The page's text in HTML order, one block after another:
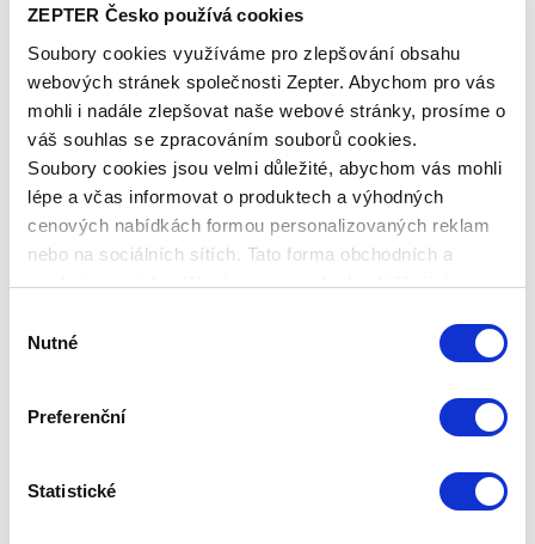
ZEPTER Česko používá cookies
Soubory cookies využíváme pro zlepšování obsahu
webových stránek společnosti Zepter. Abychom pro vás
mohli i nadále zlepšovat naše webové stránky, prosíme o
váš souhlas se zpracováním souborů cookies.
Soubory cookies jsou velmi důležité, abychom vás mohli
lépe a včas informovat o produktech a výhodných
cenových nabídkách formou personalizovaných reklam
nebo na sociálních sítích. Tato forma obchodních a
marketingových sdělení pro vás nebude obtěžující.
souhlasu
Nutné
Preferenční
Statistické
slunečním světlem, doporučit, jako náhradu za
klasické sluneční brýle, používání brýlí Hyperlight
Eyewear.
Brýle Hyperlight Eyewear nepropouštějí UV záření a
modré sluneční světlo, a působí tudíž relaxačním
účinkem a mají vliv na zlepšení rozhodovacích
procesů. Brýle lze používat jako ochranu před
škodlivou částí modrofialového světla vyzařovaného
LCD a LED displeji.
Charakteristické vlastnosti brýlí Hyperlight
Přeměňují UV záření a vysoce energetické modré
světlo na spektra viditelného zeleného, žlutého,
Přeměňují modré LED světlo na světlo, které oči